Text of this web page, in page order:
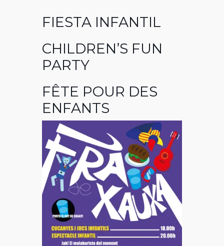
FIESTA INFANTIL
CHILDREN’S FUN
PARTY
FÊTE POUR DES
ENFANTS